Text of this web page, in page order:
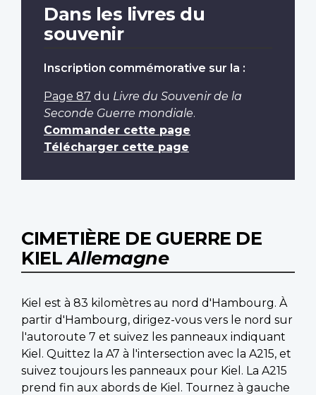
Dans les livres du
souvenir
Inscription commémorative sur la :
Page 87 du Livre du Souvenir de la
Seconde Guerre mondiale.
Commander cette page
Télécharger cette page
CIMETIÈRE DE GUERRE DE
KIELAllemagne
Kiel est à 83 kilomètres au nord d'Hambourg. À
partir d'Hambourg, dirigez-vous vers le nord sur
l'autoroute 7 et suivez les panneaux indiquant
Kiel. Quittez la A7 à l'intersection avec la A215, et
suivez toujours les panneaux pour Kiel. La A215
prend fin aux abords de Kiel. Tournez à gauche